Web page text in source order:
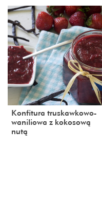
Konfitura truskawkowo-
waniliowa z kokosową
nutą